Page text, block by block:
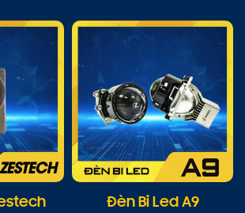
Đèn Bi Led A9